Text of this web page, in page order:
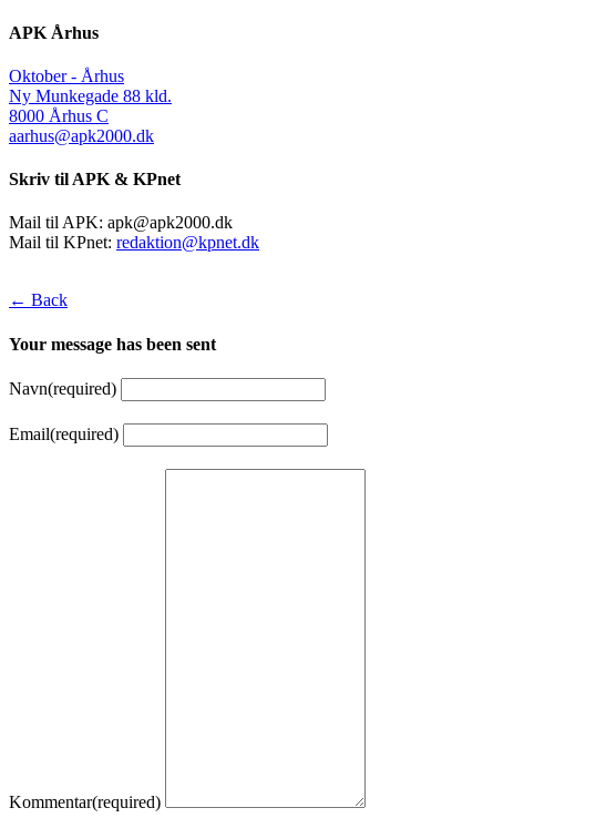
APK Århus
Oktober - Århus
Ny Munkegade 88 kld.
8000 Århus C
aarhus@apk2000.dk
Skriv til APK & KPnet
Mail til APK: apk@apk2000.dk
Mail til KPnet: redaktion@kpnet.dk
← Back
Your message has been sent
Navn(required)
Email(required)
Kommentar(required)